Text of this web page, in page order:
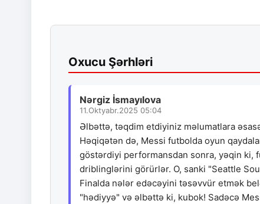
Oxucu Şərhləri
Nərgiz İsmayılova
11.Oktyabr.2025 05:04
Əlbəttə, təqdim etdiyiniz məlumatlara
Həqiqətən də, Messi futbolda oyun
göstərdiyi performansdan sonra, yəqin ki,
driblinglərini görürlər. O, sanki "Seattle
Finalda nələr edəcəyini təsəvvür etmək
"hədiyyə" və əlbəttə ki, kubok! Sadəcə